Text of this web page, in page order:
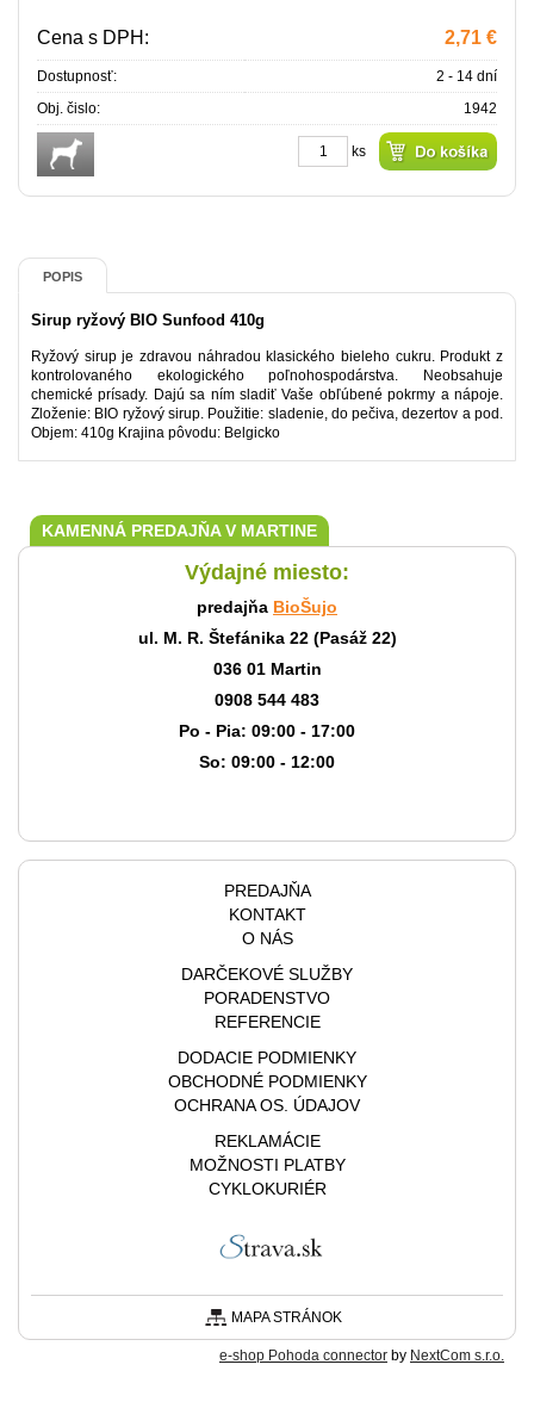
Cena s DPH: 2,71 €
Dostupnosť:
2 - 14 dní
Obj. čislo:
1942
ks
POPIS
Sirup ryžový BIO Sunfood 410g
Ryžový sirup je zdravou náhradou klasického bieleho cukru. Produkt z
kontrolovaného ekologického poľnohospodárstva. Neobsahuje
chemické prísady. Dajú sa ním sladiť Vaše obľúbené pokrmy a nápoje.
Zloženie: BIO ryžový sirup. Použitie: sladenie, do pečiva, dezertov a pod.
Objem: 410g Krajina pôvodu: Belgicko
KAMENNÁ PREDAJŇA V MARTINE
Výdajné miesto:
predajňa BioŠujo
ul. M. R. Štefánika 22 (Pasáž 22)
036 01 Martin
0908 544 483
Po - Pia: 09:00 - 17:00
So: 09:00 - 12:00
PREDAJŇA
KONTAKT
O NÁS
DARČEKOVÉ SLUŽBY
PORADENSTVO
REFERENCIE
DODACIE PODMIENKY
OBCHODNÉ PODMIENKY
OCHRANA OS. ÚDAJOV
REKLAMÁCIE
MOŽNOSTI PLATBY
CYKLOKURIÉR
MAPA STRÁNOK
e-shop Pohoda connector by NextCom s.r.o.